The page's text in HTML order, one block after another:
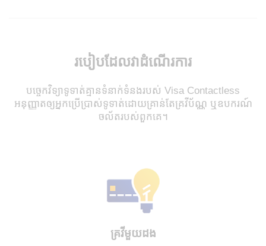
របៀបដែលវាដំណើរការ
បច្ចេកវិទ្យាទូទាត់គ្មានទំនាក់ទំនងរបស់ Visa Contactless
អនុញ្ញាតឲ្យអ្នកប្រើប្រាស់ទូទាត់ដោយគ្រាន់តែគ្រវីប័ណ្ណ ឬឧបករណ៍
ចល័តរបស់ពួកគេ។
គ្រវីមួយដង